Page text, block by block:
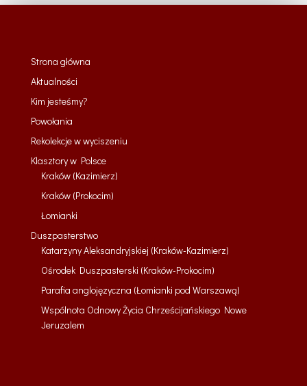
Strona główna
Aktualności
Kim jesteśmy?
Powołania
Rekolekcje w wyciszeniu
Klasztory w Polsce
Kraków (Kazimierz)
Kraków (Prokocim)
Łomianki
Duszpasterstwo
Katarzyny Aleksandryjskiej (Kraków-Kazimierz)
Ośrodek Duszpasterski (Kraków-Prokocim)
Parafia anglojęzyczna (Łomianki pod Warszawą)
Wspólnota Odnowy Życia Chrześcijańskiego Nowe
Jeruzalem